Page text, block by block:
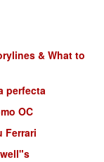
& What to
perfecta
OC
Ferrari